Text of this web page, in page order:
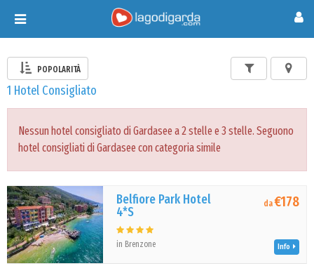
Toggle
navigation
POPOLARITÀ
1 Hotel Consigliato
Nessun hotel consigliato di Gardasee a 2 stelle e 3 stelle. Seguono
hotel consigliati di Gardasee con categoria simile
Belfiore Park Hotel
4*S
in Brenzone
da€178
Info